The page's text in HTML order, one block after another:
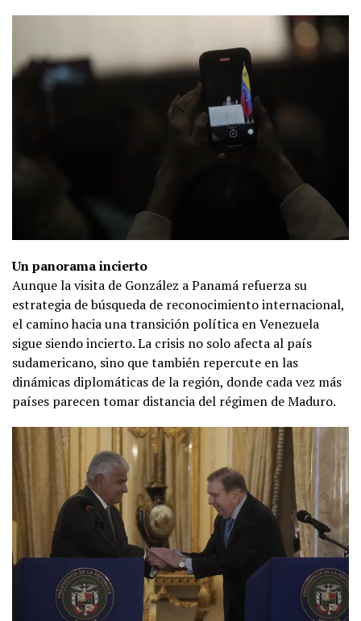
Un panorama incierto
Aunque la visita de González a Panamá refuerza su
estrategia de búsqueda de reconocimiento internacional,
el camino hacia una transición política en Venezuela
sigue siendo incierto. La crisis no solo afecta al país
sudamericano, sino que también repercute en las
dinámicas diplomáticas de la región, donde cada vez más
países parecen tomar distancia del régimen de Maduro.